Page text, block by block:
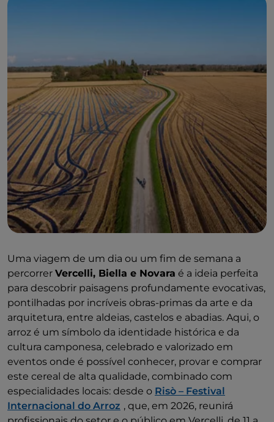
Uma viagem de um dia ou um fim de semana a
percorrer Vercelli, Biella e Novara é a ideia perfeita
para descobrir paisagens profundamente evocativas,
pontilhadas por incríveis obras-primas da arte e da
arquitetura, entre aldeias, castelos e abadias. Aqui, o
arroz é um símbolo da identidade histórica e da
cultura camponesa, celebrado e valorizado em
eventos onde é possível conhecer, provar e comprar
este cereal de alta qualidade, combinado com
especialidades locais: desde o Risò – Festival
Internacional do Arroz , que, em 2026, reunirá